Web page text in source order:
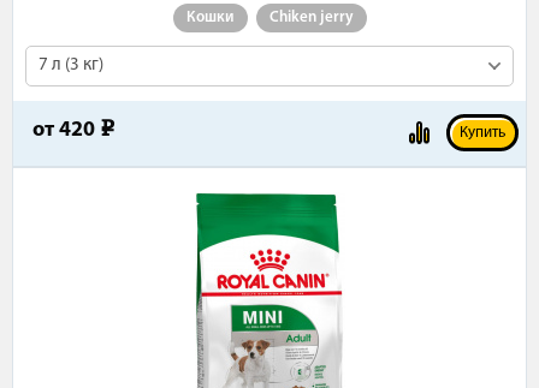
Кошки Chiken jerry
7 л (3 кг)
от 420 e Купить